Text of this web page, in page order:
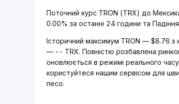
Поточний курс TRON (TRX) до
0.00% за останні 24 години та
Історичний максимум TRON — $8.76 з
— -- TRX. Повністю розбавлена
оновлюється в режимі реального
користуйтеся нашим сервісом для
песо.